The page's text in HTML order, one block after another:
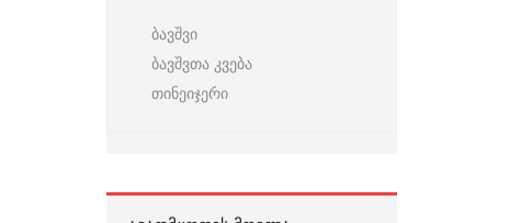
ბავშვი
ბავშვთა კვება
თინეიჯერი